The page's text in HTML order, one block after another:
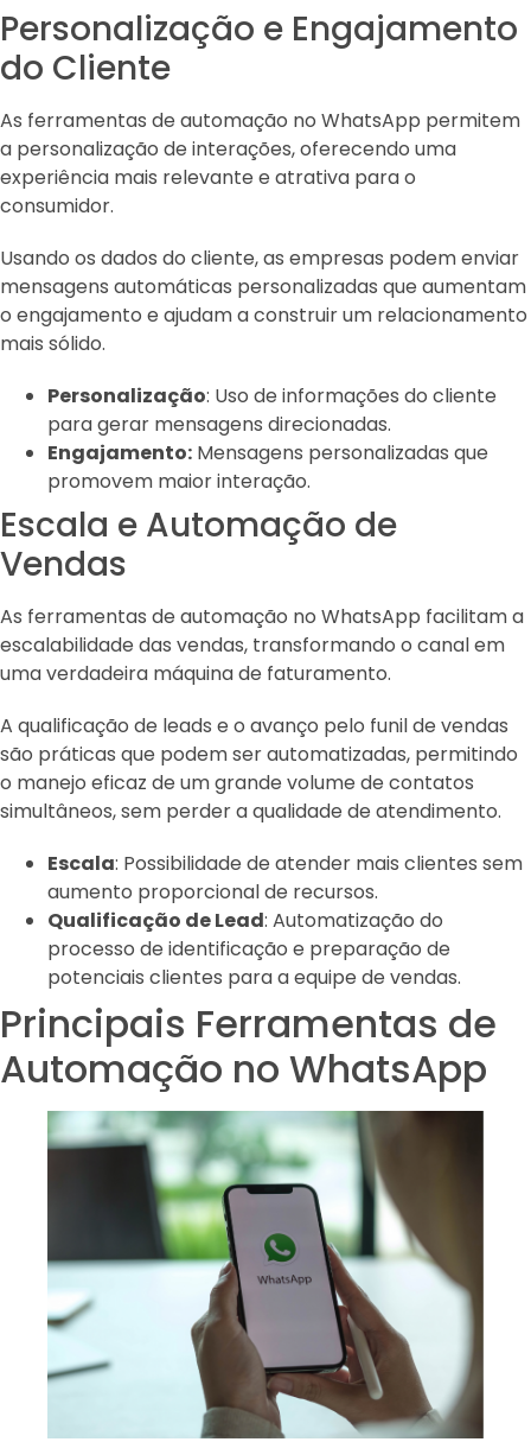
Personalização e Engajamento
do Cliente
As ferramentas de automação no WhatsApp permitem
a personalização de interações, oferecendo uma
experiência mais relevante e atrativa para o
consumidor.
Usando os dados do cliente, as empresas podem enviar
mensagens automáticas personalizadas que aumentam
o engajamento e ajudam a construir um relacionamento
mais sólido.
Personalização: Uso de informações do cliente
para gerar mensagens direcionadas.
Engajamento: Mensagens personalizadas que
promovem maior interação.
Escala e Automação de
Vendas
As ferramentas de automação no WhatsApp facilitam a
escalabilidade das vendas, transformando o canal em
uma verdadeira máquina de faturamento.
A qualificação de leads e o avanço pelo funil de vendas
são práticas que podem ser automatizadas, permitindo
o manejo eficaz de um grande volume de contatos
simultâneos, sem perder a qualidade de atendimento.
Escala: Possibilidade de atender mais clientes sem
aumento proporcional de recursos.
Qualificação de Lead: Automatização do
processo de identificação e preparação de
potenciais clientes para a equipe de vendas.
Principais Ferramentas de
Automação no WhatsApp